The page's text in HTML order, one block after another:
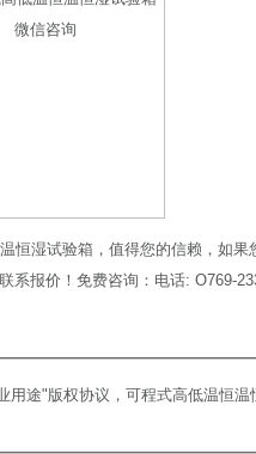
恒湿试验箱，值得您的信赖，如果
报价！免费咨询：电话: O769-
用途"版权协议，可程式高低温恒